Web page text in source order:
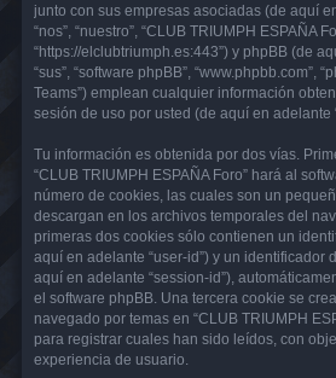
junto con sus empresas asociadas (de aquí
“nos”, “nuestro”, “CLUB TRIUMPH ESPAÑA
“https://elclubtriumph.es:443”) y phpBB (de
“sus”, “software phpBB”, “www.phpbb.com”,
Teams”) emplean cualquier información
sesión de uso por usted (de aquí en adelante
Tu información es obtenida por dos vías.
“CLUB TRIUMPH ESPAÑA Foro” hará al
número de cookies, las cuales son un
descargan en los archivos temporales del
primeras dos cookies sólo contienen un
aquí en adelante “user-id”) y un identificador
aquí en adelante “session-id”),
el software phpBB. Una tercera cookie se
navegado por temas en “CLUB TRIUMPH
para registrar cuales han sido leídos, con
experiencia de usuario.